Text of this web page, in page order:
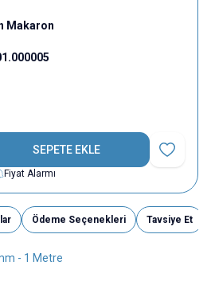
Makaron
SEPETE EKLE
Favoriye
Fiyat Alarmı
Ödeme Seçenekleri Tavsiye Et
- 1 Metre